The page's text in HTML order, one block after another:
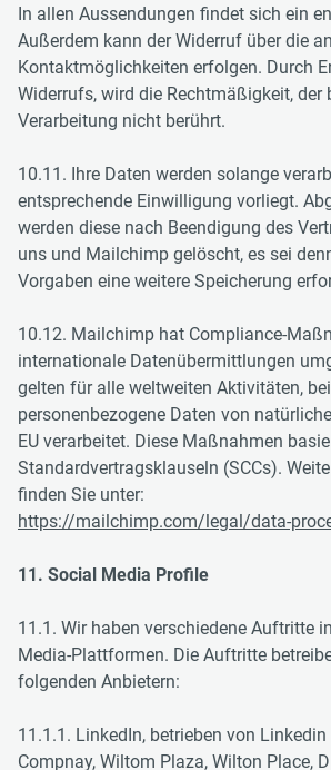
In allen Aussendungen findet sich ein
Außerdem kann der Widerruf über die
Kontaktmöglichkeiten erfolgen. Durch
Widerrufs, wird die Rechtmäßigkeit, der
Verarbeitung nicht berührt.
10.11. Ihre Daten werden solange
entsprechende Einwilligung vorliegt.
werden diese nach Beendigung des
uns und Mailchimp gelöscht, es sei
Vorgaben eine weitere Speicherung
10.12. Mailchimp hat Compliance-
internationale Datenübermittlungen
gelten für alle weltweiten Aktivitäten,
personenbezogene Daten von
EU verarbeitet. Diese Maßnahmen
Standardvertragsklauseln (SCCs).
finden Sie unter:
https://mailchimp.com/legal/data-
11. Social Media Profile
11.1. Wir haben verschiedene Auftritte
Media-Plattformen. Die Auftritte
folgenden Anbietern:
11.1.1. LinkedIn, betrieben von
Compnay, Wiltom Plaza, Wilton Place,